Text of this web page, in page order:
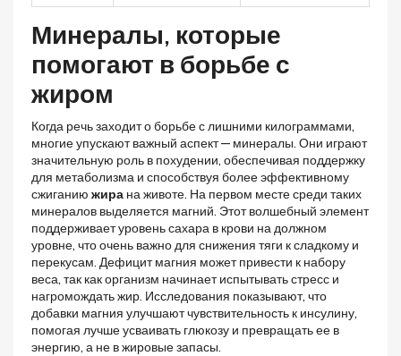
Минералы, которые
помогают в борьбе с
жиром
Когда речь заходит о борьбе с лишними килограммами,
многие упускают важный аспект — минералы. Они играют
значительную роль в похудении, обеспечивая поддержку
для метаболизма и способствуя более эффективному
сжиганию жира на животе. На первом месте среди таких
минералов выделяется магний. Этот волшебный элемент
поддерживает уровень сахара в крови на должном
уровне, что очень важно для снижения тяги к сладкому и
перекусам. Дефицит магния может привести к набору
веса, так как организм начинает испытывать стресс и
нагромождать жир. Исследования показывают, что
добавки магния улучшают чувствительность к инсулину,
помогая лучше усваивать глюкозу и превращать ее в
энергию, а не в жировые запасы.